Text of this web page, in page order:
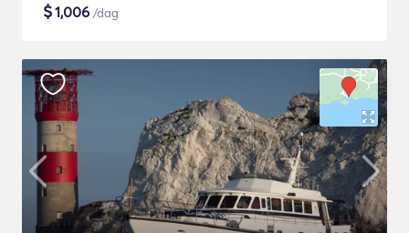
$1,006 /dag